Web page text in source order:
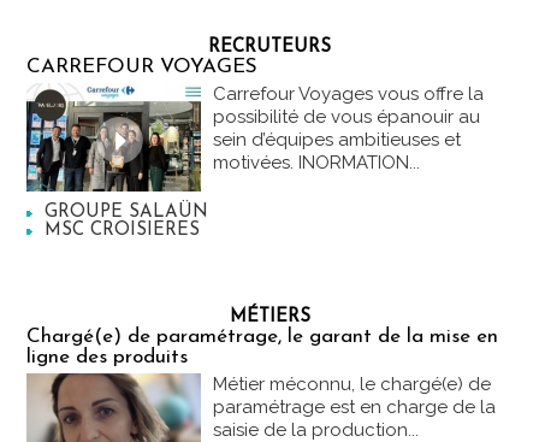
RECRUTEURS
CARREFOUR VOYAGES
Carrefour Voyages vous offre la
possibilité de vous épanouir au
sein d’équipes ambitieuses et
motivées. INORMATION...
GROUPE SALAÜN
MSC CROISIERES
MÉTIERS
Chargé(e) de paramétrage, le garant de la mise en
ligne des produits
Métier méconnu, le chargé(e) de
paramétrage est en charge de la
saisie de la production...